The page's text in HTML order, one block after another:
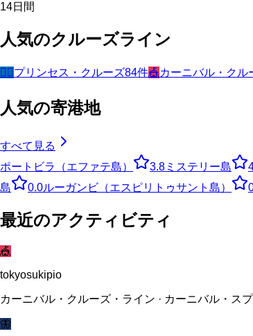
14日間
人気のクルーズライン
🧜‍♀️ プリンセス・クルーズ84件🎪 カーニバル・クル
人気の寄港地
すべて見る
ポートビラ（エファテ島）
3.8 ミステリー島
島
0.0ルーガンビ（エスピリトゥサント島）
最近のアクティビティ
🎪
tokyosukipio
カーニバル・クルーズ・ライン · カーニバル・ス
🦋